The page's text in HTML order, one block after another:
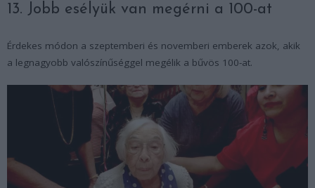
13. Jobb esélyük van megérni a 100-at
Érdekes módon a szeptemberi és novemberi emberek azok, akik
a legnagyobb valószínűséggel megélik a bűvös 100-at.